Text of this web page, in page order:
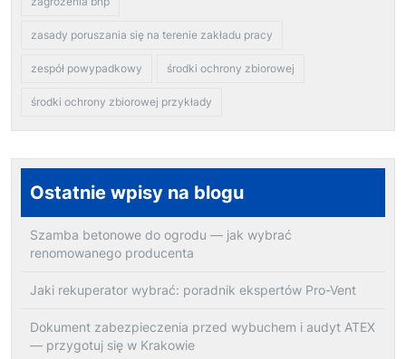
zasady poruszania się na terenie zakładu pracy
zespół powypadkowy środki ochrony zbiorowej
środki ochrony zbiorowej przykłady
Ostatnie wpisy na blogu
Szamba betonowe do ogrodu — jak wybrać
renomowanego producenta
Jaki rekuperator wybrać: poradnik ekspertów Pro-Vent
Dokument zabezpieczenia przed wybuchem i audyt ATEX
— przygotuj się w Krakowie